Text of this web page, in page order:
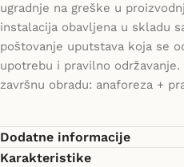
ugradnje na greške u
instalacija obavljena u skladu
poštovanje uputstava koja se
upotrebu i pravilno
završnu obradu: anaforeza +
Dodatne informacije
Karakteristike